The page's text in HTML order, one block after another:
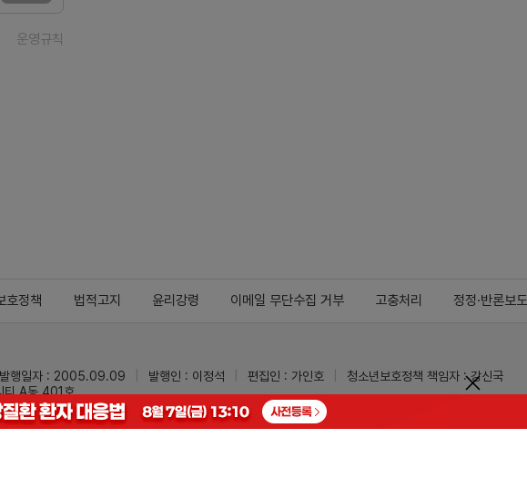
운영규칙
호정책 법적고지 윤리강령 이메일 무단수집 거부 고충처리 정정·반론보도
발행일자 : 2005.09.09 발행인 : 이정석 편집인 : 가인호
청소년보호정책 책임자 : 강신국
티 A동 401호
:dailypharm@dailypharm.com